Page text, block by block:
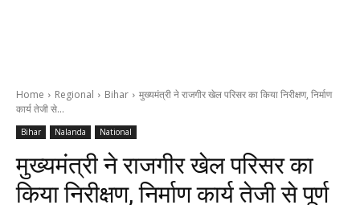
Home Regional Bihar
मुख्यमंत्री ने राजगीर खेल परिसर का किया निरीक्षण, निर्माण
कार्य तेजी से...
Bihar Nalanda National
मुख्यमंत्री ने राजगीर खेल परिसर का
किया निरीक्षण, निर्माण कार्य तेजी से पूर्ण